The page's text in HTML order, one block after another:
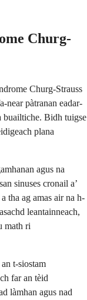
Churg-
Churg-Strauss
near pàtranan eadar-
buailtiche. Bidh tuigse
plana
agus na
sinuses cronail a’
tha ag amas air na h-
leantainneach,
math ri
t-siostam
far an tèid
làmhan agus nad